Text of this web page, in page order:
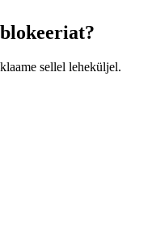
sellel leheküljel.